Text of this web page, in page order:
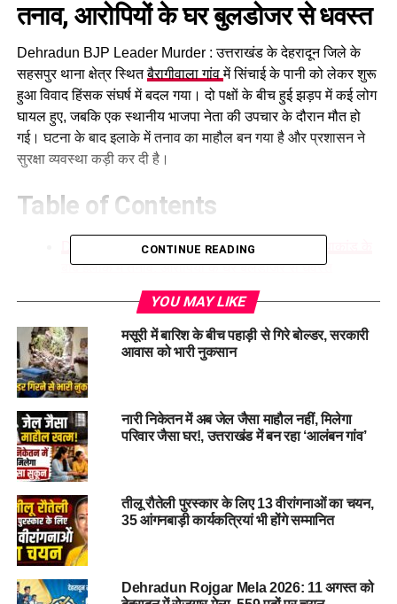
तनाव, आरोपियों के घर बुलडोजर से धवस्त
Dehradun BJP Leader Murder : उत्तराखंड के देहरादून जिले के
सहसपुर थाना क्षेत्र स्थितबैरागीवाला गांवमें सिंचाई के पानी को लेकर शुरू
हुआ विवाद हिंसक संघर्ष में बदल गया। दो पक्षों के बीच हुई झड़प में कई लोग
घायल हुए, जबकि एक स्थानीय भाजपा नेता की उपचार के दौरान मौत हो
गई। घटना के बाद इलाके में तनाव का माहौल बन गया है और प्रशासन ने
सुरक्षा व्यवस्था कड़ी कर दी है।
Table of Contents
Dehradun BJP Leader Murder :बैरागीवाला हत्याकांड के
बाद इलाके में तनाव, आरोपियों के घर बुलडोजर से धवस्त
विकासनगर में बीजेपी नेता की हत्या के बाद बवाल के बाद इंटरनेट
आरोपियों के घर पर चला बुलडोजर
विकासनगर में बीजेपी नेता की हत्या के बाद
बवाल के बाद इंटरनेट बंद
विकासनगरमें बीजेपी नेता की हत्या के बाद बवाल होने के बाद इंटरनेट बंद
कर दिया गया है। हिंदूवादी संगठन के लोगों और स्थानीय लोगों ने आरोपियों
के घरों में आग लगा दी है। इसके साथ ही पत्थरबाजी की खबरें भी सामने आ
रही हैं। हालात बेहद ही तनावपूर्ण बताए जा रहे हैं।
स्थिति को नियंत्रित रखने के लिए पुलिस और प्रशासन लगातार निगरानी
कर रहे हैं। अधिकारियों का कहना है कि मामले की जांच जारी है तथा
CONTINUE READING
YOU MAY LIKE
मसूरी में बारिश के बीच पहाड़ी से गिरे बोल्डर, सरकारी
आवास को भारी नुकसान
नारी निकेतन में अब जेल जैसा माहौल नहीं, मिलेगा
परिवार जैसा घर!, उत्तराखंड में बन रहा ‘आलंबन गांव’
तीलू रौतेली पुरस्कार के लिए 13 वीरांगनाओं का चयन,
35 आंगनबाड़ी कार्यकत्रियां भी होंगे सम्मानित
Dehradun Rojgar Mela 2026: 11 अगस्त को